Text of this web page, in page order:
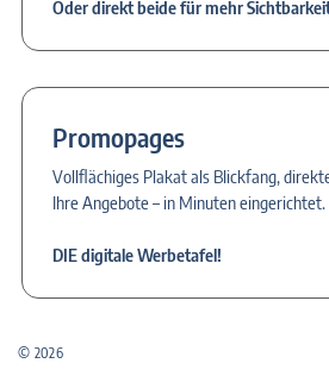
Oder direkt beide für mehr
Promopages
Vollflächiges Plakat als Blickfang,
Ihre Angebote – in Minuten eingerichtet.
DIE digitale Werbetafel!
© 2026